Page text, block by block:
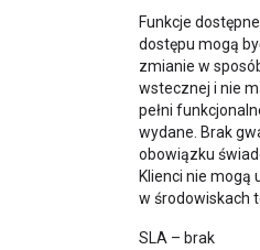
Funkcje
dostępu mogą
zmianie w
wstecznej i nie
pełni
wydane. Brak
obowiązku
Klienci nie mogą
w środowiskach
SLA – brak